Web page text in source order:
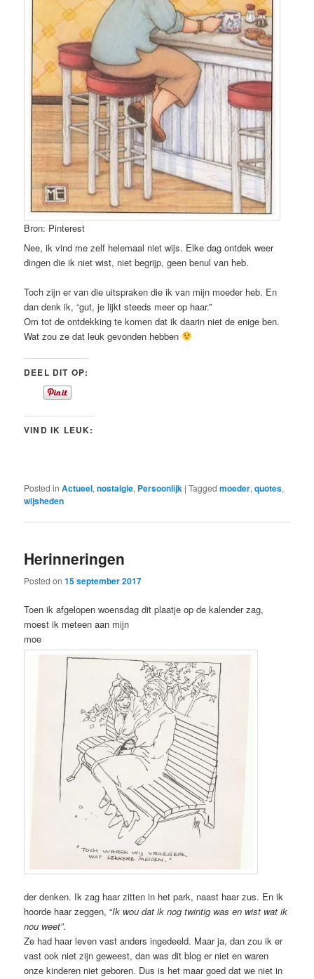
Bron: Pinterest
Nee, ik vind me zelf helemaal niet wijs. Elke dag ontdek weer
dingen die ik niet wist, niet begrijp, geen benul van heb.
Toch zijn er van die uitspraken die ik van mijn moeder heb. En
dan denk ik, “gut, je lijkt steeds meer op haar.”
Om tot de ontdekking te komen dat ik daarin niet de enige ben.
Wat zou ze dat leuk gevonden hebben
DEEL DIT OP:
VIND IK LEUK:
Posted in Actueel,nostalgie, Persoonlijk |Tagged moeder,quotes,
wijsheden
Herinneringen
Posted on15 september 2017
Toen ik afgelopen woensdag dit plaatje op de kalender zag,
moest ik meteen aan mijn
moe
der denken. Ik zag haar zitten in het park, naast haar zus. En ik
hoorde haar zeggen, “Ik wou dat ik nog twintig was en wist wat ik
nou weet”.
Ze had haar leven vast anders ingedeeld. Maar ja, dan zou ik er
vast ook niet zijn geweest, dan was dit blog er niet en waren
onze kinderen niet geboren. Dus is het maar goed dat we niet in